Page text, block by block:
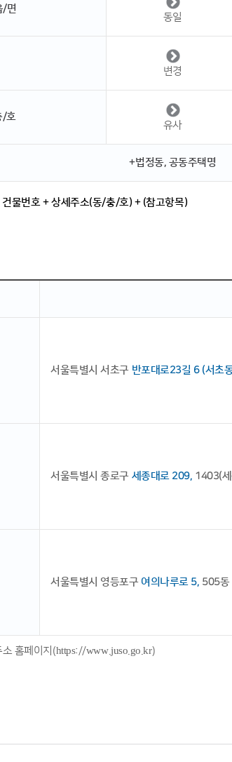
/면
동일
변경
/호
유사
+법정동, 공동주택명
물번호 + 상세주소(동/충/호) + (참고항목)
서울특별시 서초구 반포대로23길 6 (서초
서울특별시 종로구 세종대로 209, 1403(
서울특별시 영등포구 여의나루로 5, 505동
홈페이지(https://www.juso.go.kr)